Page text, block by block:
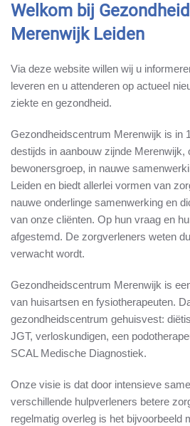
Welkom bij
Merenwijk Leiden
Via deze website willen wij u
leveren en u attenderen op actueel
ziekte en gezondheid.
Gezondheidscentrum Merenwijk is in
destijds in aanbouw zijnde Merenwijk,
bewonersgroep, in nauwe
Leiden en biedt allerlei vormen van
nauwe onderlinge samenwerking en
van onze cliënten. Op hun vraag en
afgestemd. De zorgverleners weten
verwacht wordt.
Gezondheidscentrum Merenwijk is
van huisartsen en fysiotherapeuten.
gezondheidscentrum gehuisvest:
JGT, verloskundigen, een
SCAL Medische Diagnostiek.
Onze visie is dat door intensieve
verschillende hulpverleners betere
regelmatig overleg is het bijvoorbeeld